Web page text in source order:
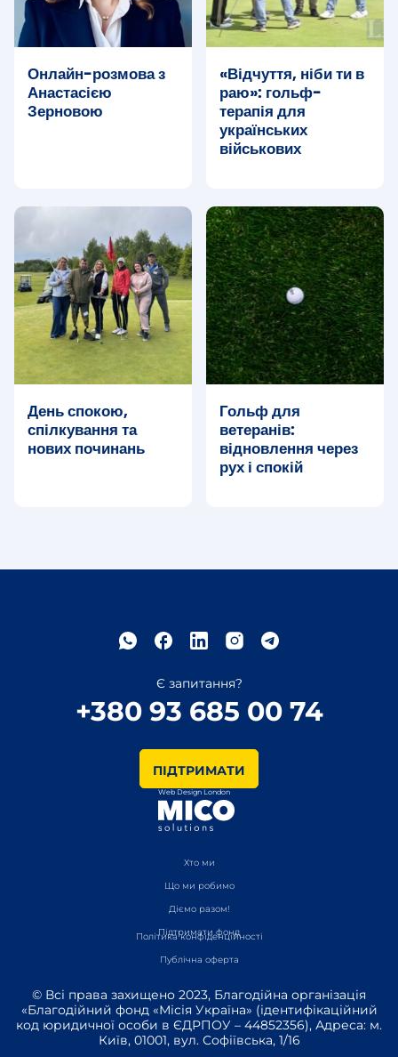
Онлайн-розмова з
Анастасією
Зерновою
«Відчуття, ніби ти в
раю»: гольф-
терапія для
українських
військових
День спокою,
спілкування та
нових починань
Гольф для
ветеранів:
відновлення через
рух і спокій
© Всі права захищено 2023, Благодійна організація
«Благодійний фонд «Місія Україна» (ідентифікаційний
код юридичної особи в ЄДРПОУ – 44852356), Адреса: м.
Київ, 01001, вул. Софіївська, 1/16
Політика конфіденційності
Публічна оферта
Є запитання?
+380 93 685 00 74
ПІДТРИМАТИ
Web Design London
Хто ми
Що ми робимо
Діємо разом!
Підтримати фонд